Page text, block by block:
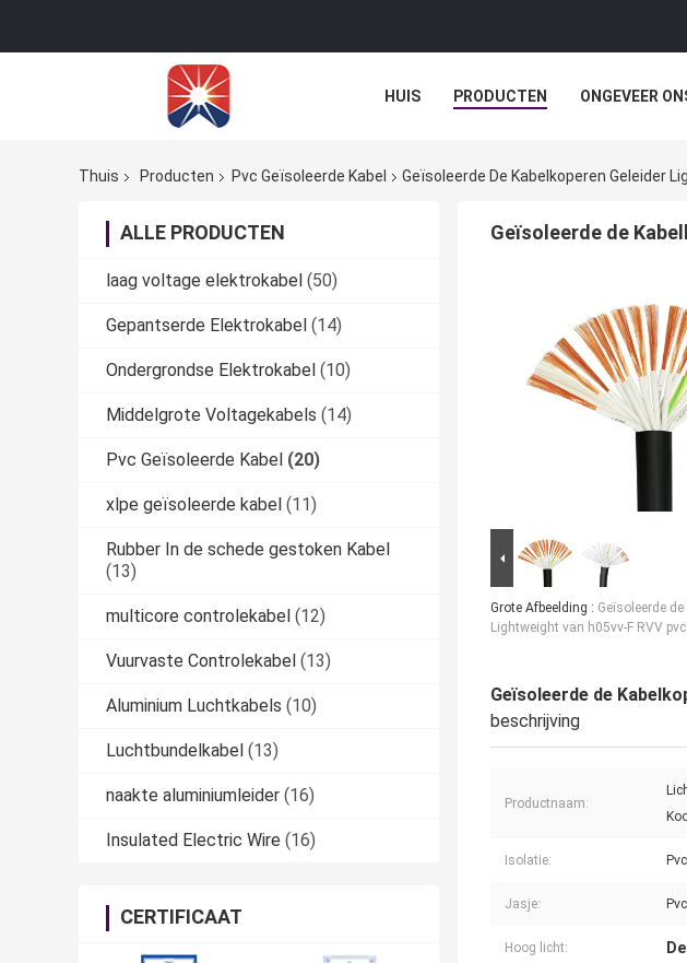
HUIS PRODUCTEN ONGEVEER
Thuis Producten Pvc Geïsoleerde Kabel Geïsoleerde De Kabelkoperen Geleider
ALLE PRODUCTEN
laag voltage elektrokabel (50)
Gepantserde Elektrokabel (14)
Ondergrondse Elektrokabel (10)
Middelgrote Voltagekabels (14)
Pvc Geïsoleerde Kabel (20)
xlpe geïsoleerde kabel (11)
Rubber In de schede gestoken Kabel
(13)
multicore controlekabel (12)
Vuurvaste Controlekabel (13)
Aluminium Luchtkabels (10)
Luchtbundelkabel (13)
naakte aluminiumleider (16)
Insulated Electric Wire (16)
CERTIFICAAT
Geïsoleerde de
Grote Afbeelding : Geïsoleerde
Lightweight van h05vv-F RVV pvc
Geïsoleerde de
beschrijving
Productnaam:
Isolatie: Pvc
Jasje: Pvc
Hoog licht: